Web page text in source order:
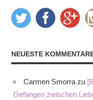
NEUESTE
Carmen Smorra zu
Gefangen zwischen